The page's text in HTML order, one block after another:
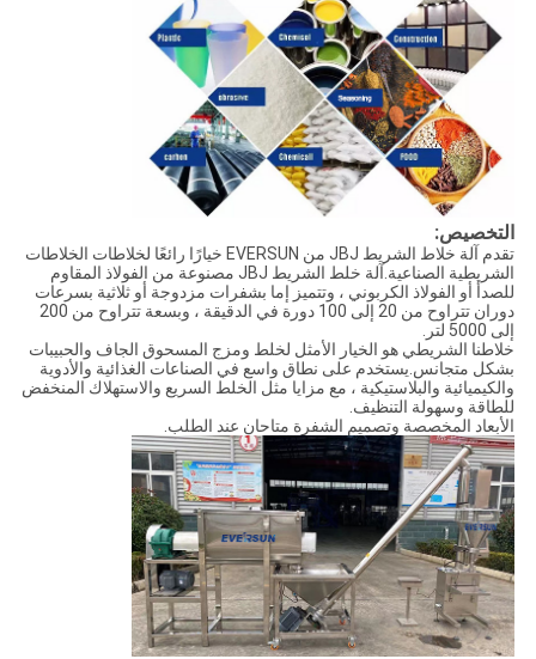
التخصيص:
تقدم آلة خلاط الشريط JBJ من EVERSUN خيارًا رائعًا لخلاطات الخلاطات
الشريطية الصناعية.آلة خلط الشريط JBJ مصنوعة من الفولاذ المقاوم
للصدأ أو الفولاذ الكربوني ، وتتميز إما بشفرات مزدوجة أو ثلاثية بسرعات
دوران تتراوح من 20 إلى 100 دورة في الدقيقة ، وبسعة تتراوح من 200
إلى 5000 لتر.
خلاطنا الشريطي هو الخيار الأمثل لخلط ومزج المسحوق الجاف والحبيبات
بشكل متجانس.يستخدم على نطاق واسع في الصناعات الغذائية والأدوية
والكيميائية والبلاستيكية ، مع مزايا مثل الخلط السريع والاستهلاك المنخفض
للطاقة وسهولة التنظيف.
الأبعاد المخصصة وتصميم الشفرة متاحان عند الطلب.